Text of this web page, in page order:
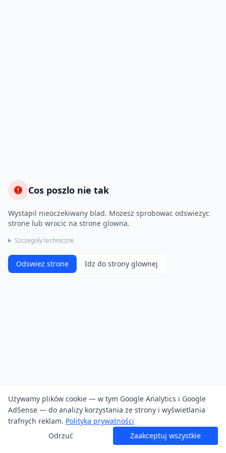
Cos poszlo nie tak
Wystapil nieoczekiwany blad. Mozesz sprobowac odswiezyc
strone lub wrocic na strone glowna.
Szczegoly techniczne
Odswiez strone Idz do strony glownej
Używamy plików cookie — w tym Google Analytics i Google
AdSense — do analizy korzystania ze strony i wyświetlania
trafnych reklam. Polityka prywatności
Odrzuć
Zaakceptuj wszystkie